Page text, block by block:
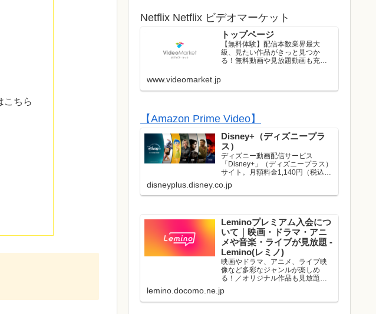
こちら
Netflix Netflix ビデオマーケット
トップページ
【無料体験】配信本数業界最大
級、見たい作品がきっと見つか
る！無料動画や見放題動画も充実
www.videomarket.jp
【Amazon Prime Video】
Disney+（ディズニープラ
ス）
ディズニー動画配信サービス
「Disney+」（ディズニープラス）
サイト。月額料金1,140円（税込）
でディズニー、ピクサー、マーベ
ル、スター・ウォーズ、ナショナ
ルジオグラフィック、スターの映
disneyplus.disney.co.jp
Leminoプレミアム入会につ
いて｜映画・ドラマ・アニ
メや音楽・ライブが見放題 -
Lemino(レミノ)
映画やドラマ、アニメ、ライブ映
像など多彩なジャンルが楽しめ
る！／オリジナル作品も見放題／
応／ダウンロード視聴可能／好き
な作品と出会える機能がたくさ
lemino.docomo.ne.jp